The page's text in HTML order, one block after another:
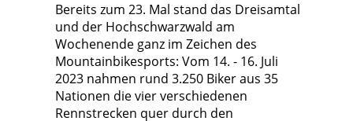
Bereits zum 23. Mal stand das Dreisamtal
und der Hochschwarzwald am
Wochenende ganz im Zeichen des
Mountainbikesports: Vom 14. - 16. Juli
2023 nahmen rund 3.250 Biker aus 35
Nationen die vier verschiedenen
Rennstrecken quer durch den